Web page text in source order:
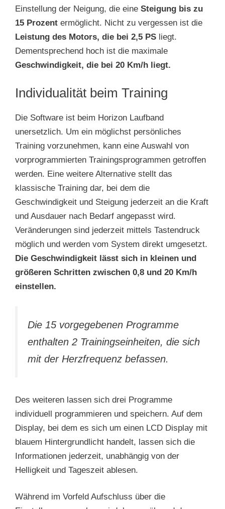
Einstellung der Neigung, die eine Steigung bis zu
15 Prozent ermöglicht. Nicht zu vergessen ist die
Leistung des Motors, die bei 2,5 PS liegt.
Dementsprechend hoch ist die maximale
Geschwindigkeit, die bei 20 Km/h liegt.
Individualität beim Training
Die Software ist beim Horizon Laufband
unersetzlich. Um ein möglichst persönliches
Training vorzunehmen, kann eine Auswahl von
vorprogrammierten Trainingsprogrammen getroffen
werden. Eine weitere Alternative stellt das
klassische Training dar, bei dem die
Geschwindigkeit und Steigung jederzeit an die Kraft
und Ausdauer nach Bedarf angepasst wird.
Veränderungen sind jederzeit mittels Tastendruck
möglich und werden vom System direkt umgesetzt.
Die Geschwindigkeit lässt sich in kleinen und
größeren Schritten zwischen 0,8 und 20 Km/h
einstellen.
Die 15 vorgegebenen Programme
enthalten 2 Trainingseinheiten, die sich
mit der Herzfrequenz befassen.
Des weiteren lassen sich drei Programme
individuell programmieren und speichern. Auf dem
Display, bei dem es sich um einen LCD Display mit
blauem Hintergrundlicht handelt, lassen sich die
Informationen jederzeit, unabhängig von der
Helligkeit und Tageszeit ablesen.
Während im Vorfeld Aufschluss über die